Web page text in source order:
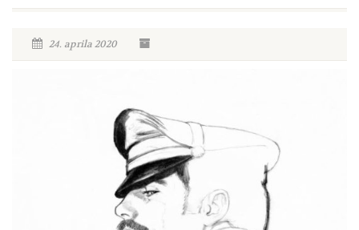
24. aprila 2020